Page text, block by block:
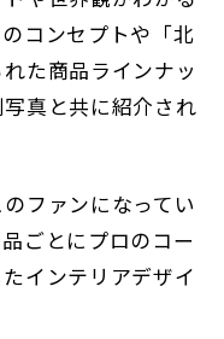
コンセプトや「北
た商品ラインナッ
真と共に紹介され
ファンになってい
ごとにプロのコー
インテリアデザイ